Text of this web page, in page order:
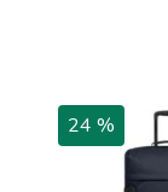
24 %